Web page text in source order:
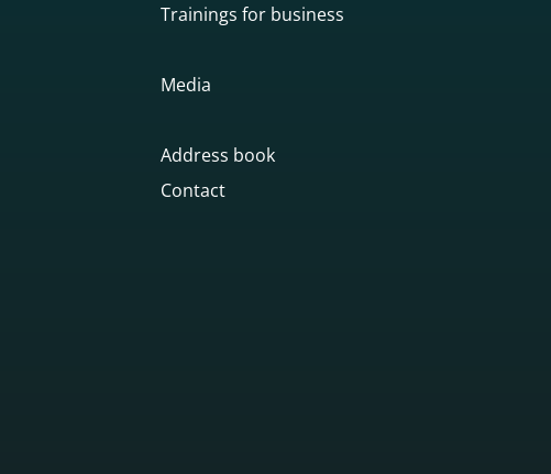
Trainings for business
Media
Address book
Contact